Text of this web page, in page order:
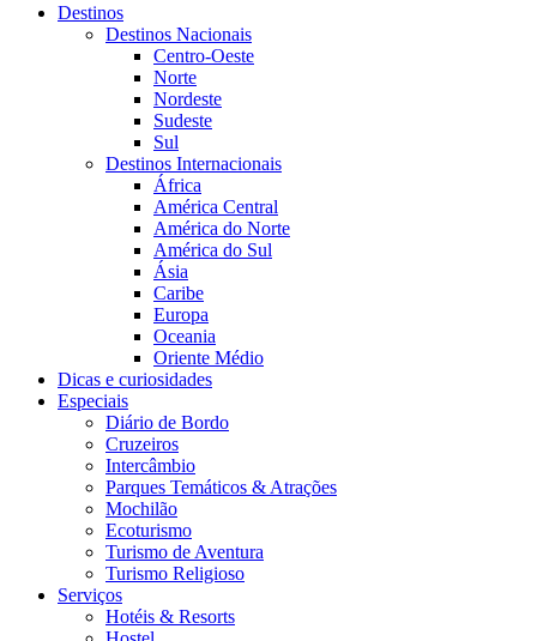
Destinos
Destinos Nacionais
Centro-Oeste
Norte
Nordeste
Sudeste
Sul
Destinos Internacionais
África
América Central
América do Norte
América do Sul
Ásia
Caribe
Europa
Oceania
Oriente Médio
Dicas e curiosidades
Especiais
Diário de Bordo
Cruzeiros
Intercâmbio
Parques Temáticos & Atrações
Mochilão
Ecoturismo
Turismo de Aventura
Turismo Religioso
Serviços
Hotéis & Resorts